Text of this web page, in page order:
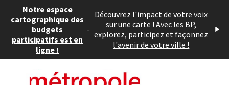
Notre espace
cartographique des
budgets
participatifs est en
ligne !
-
Découvrez l'impact de votre voix
sur une carte ! Avec les BP,
explorez, participez et façonnez
l'avenir de votre ville !